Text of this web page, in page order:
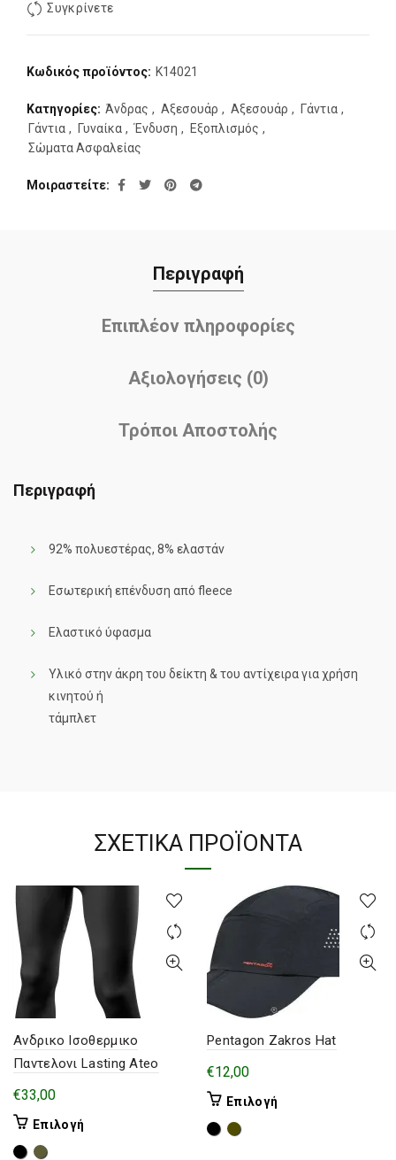
Συγκρίνετε
Κωδικός προϊόντος: K14021
Κατηγορίες: Άνδρας , Αξεσουάρ , Αξεσουάρ , Γάντια ,
Γάντια , Γυναίκα , Ένδυση , Εξοπλισμός ,
Σώματα Ασφαλείας
Μοιραστείτε
Περιγραφή
Επιπλέον πληροφορίες
Αξιολογήσεις (0)
Τρόποι Αποστολής
Περιγραφή
92% πολυεστέρας, 8% ελαστάν
Εσωτερική επένδυση από fleece
Ελαστικό ύφασμα
Υλικό στην άκρη του δείκτη & του αντίχειρα για χρήση
κινητού ή
τάμπλετ
ΣΧΕΤΙΚΆ ΠΡΟΪΌΝΤΑ
Ανδρικο Ισοθερμικο
Παντελονι Lasting Ateo
€33,00
Επιλογή
Pentagon Zakros Hat
€12,00
Επιλογή